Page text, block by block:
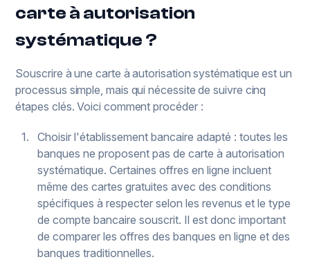
carte à autorisation
systématique ?
Souscrire à une carte à autorisation systématique est un
processus simple, mais qui nécessite de suivre cinq
étapes clés. Voici comment procéder :
Choisir l'établissement bancaire adapté : toutes les
banques ne proposent pas de carte à autorisation
systématique. Certaines offres en ligne incluent
même des cartes gratuites avec des conditions
spécifiques à respecter selon les revenus et le type
de compte bancaire souscrit. Il est donc important
de comparer les offres des banques en ligne et des
banques traditionnelles.